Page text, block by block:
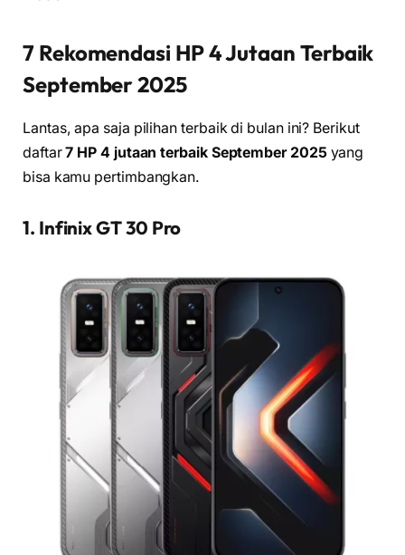
7 Rekomendasi HP 4 Jutaan Terbaik
September 2025
Lantas, apa saja pilihan terbaik di bulan ini? Berikut
daftar7 HP 4 jutaan terbaik September 2025yang
bisa kamu pertimbangkan.
1. Infinix GT 30 Pro